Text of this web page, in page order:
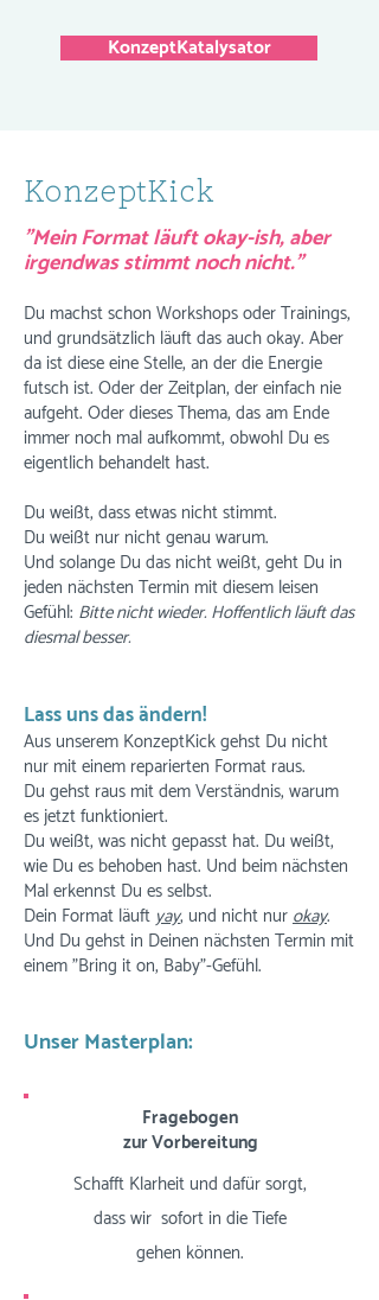
KonzeptKatalysator
KonzeptKick
"Mein Format läuft okay-ish, aber
irgendwas stimmt noch nicht."
Du machst schon Workshops oder Trainings,
und grundsätzlich läuft das auch okay. Aber
da ist diese eine Stelle, an der die Energie
futsch ist. Oder der Zeitplan, der einfach nie
aufgeht. Oder dieses Thema, das am Ende
immer noch mal aufkommt, obwohl Du es
eigentlich behandelt hast.
Du weißt, dass etwas nicht stimmt.
Du weißt nur nicht genau warum.
Und solange Du das nicht weißt, geht Du in
jeden nächsten Termin mit diesem leisen
Gefühl: Bitte nicht wieder. Hoffentlich läuft das
diesmal besser.
Lass uns das ändern!
Aus unserem KonzeptKick gehst Du nicht
nur mit einem reparierten Format raus.
Du gehst raus mit dem Verständnis, warum
es jetzt funktioniert.
Du weißt, was nicht gepasst hat. Du weißt,
wie Du es behoben hast. Und beim nächsten
Mal erkennst Du es selbst.
Dein Format läuftyay, und nicht nurokay.
Und Du gehst in Deinen nächsten Termin mit
einem "Bring it on, Baby"-Gefühl.
Unser Masterplan:
Fragebogen
zur Vorbereitung
Schafft Klarheit und dafür sorgt,
dass wir sofort in die Tiefe
gehen können.